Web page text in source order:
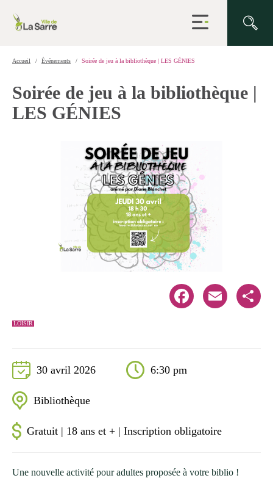
Ouvrir
la
Accueil Événements Soirée de jeu à la bibliothèque | LES GÉNIES
Soirée de jeu à la bibliothèque |
LES GÉNIES
LOISIR
Facebook Email Share
30 avril 2026 6:30 pm
Bibliothèque
Gratuit | 18 ans et + | Inscription obligatoire
Une nouvelle activité pour adultes proposée à votre biblio !